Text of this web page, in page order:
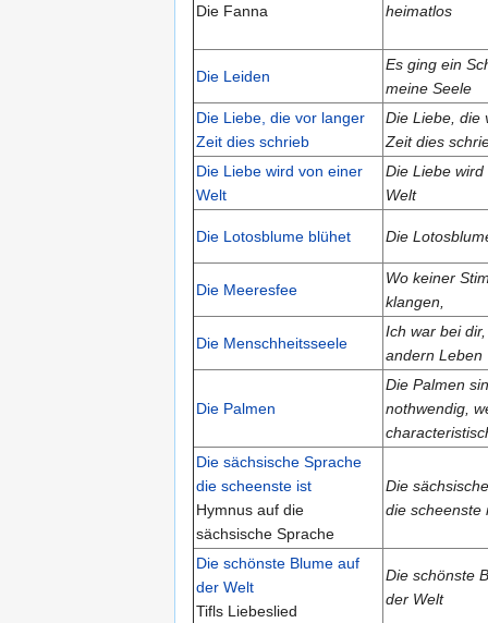
Die Fanna
heimatlos
Die Leiden
Es ging ein
meine Seele
Die Liebe, die vor langer
Zeit dies schrieb
Die Liebe, die
Zeit dies
Die Liebe wird von einer
Welt
Die Liebe
Welt
Die Lotosblume blühet Die
Die Meeresfee
Wo keiner
klangen,
Die Menschheitsseele
Ich war bei
andern Leben
Die Palmen
Die Palmen
nothwendig,
Die sächsische Sprache
die scheenste ist
Hymnus auf die
sächsische Sprache
Die
die scheenste
Die schönste Blume auf
der Welt
Tifls Liebeslied
Die schönste
der Welt